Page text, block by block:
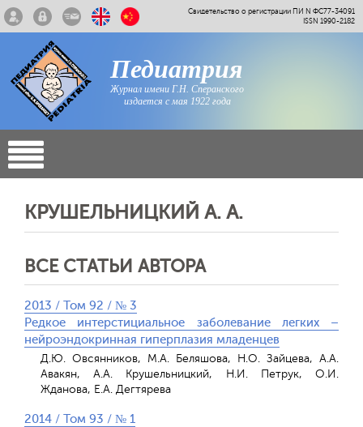
Свидетельство о регистрации ПИ N ФС77-34091
ISSN 1990-2182
Педиатрия
Журнал имени Г.Н. Сперанского
издается с мая 1922 года
КРУШЕЛЬНИЦКИЙ А. А.
ВСЕ СТАТЬИ АВТОРА
2013 / Том 92 / № 3
Редкое интерстициальное заболевание легких –
нейроэндокринная гиперплазия младенцев
Д.Ю. Овсянников, М.А. Беляшова, Н.О. Зайцева, А.А.
Авакян, А.А. Крушельницкий, Н.И. Петрук, О.И.
Жданова, Е.А. Дегтярева
2014 / Том 93 / № 1